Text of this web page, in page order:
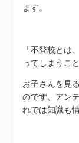
ます。
「不登校とは
ってしまうこと
お子さんを見
のです、アン
れでは知識も